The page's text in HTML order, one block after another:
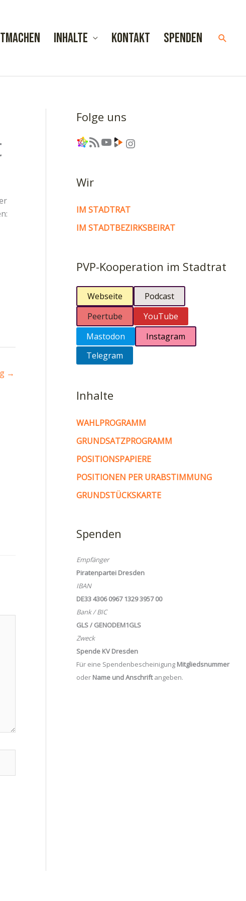
Inhalte Kontakt Spenden
→
Folge uns
Link RSS-Feed YouTube Link Instagram
Wir
IM STADTRAT
IM STADTBEZIRKSBEIRAT
PVP-Kooperation im Stadtrat
Webseite
Podcast
Peertube
YouTube
Mastodon
Instagram
Telegram
Inhalte
WAHLPROGRAMM
GRUNDSATZPROGRAMM
POSITIONSPAPIERE
POSITIONEN PER URABSTIMMUNG
GRUNDSTÜCKSKARTE
Spenden
Empfänger
Piratenpartei Dresden
IBAN
DE33 4306 0967 1329 3957 00
Bank / BIC
GLS / GENODEM1GLS
Zweck
Spende KV Dresden
Für eine Spendenbescheinigung Mitgliedsnummer
oder Name und Anschriftangeben.